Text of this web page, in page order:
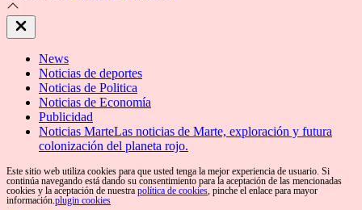
Close
Off
News
Noticias de deportes
Noticias de Politica
Noticias de Economía
Publicidad
Noticias MarteLas noticias de Marte, exploración y futura
colonización del planeta rojo.
Este sitio web utiliza cookies para que usted tenga la mejor experiencia de usuario. Si
continúa navegando está dando su consentimiento para la aceptación de las mencionadas
cookies y la aceptación de nuestra política de cookies, pinche el enlace para mayor
información.plugin cookies